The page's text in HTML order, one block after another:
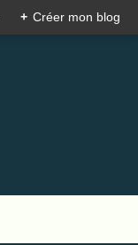
+ Créer mon blog